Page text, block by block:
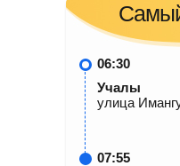
06:30
Учалы
улица
07:55